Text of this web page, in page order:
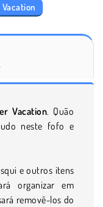
Vacation. Quão
neste fofo e
e outros itens
organizar em
removê-los do